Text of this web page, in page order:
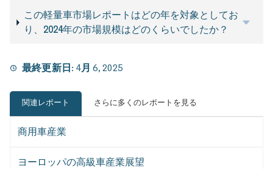
この軽量車市場レポートはどの年を対象としてお
り、2024年の市場規模はどのくらいでしたか？
最終更新日: 4月 6, 2025
関連レポート さらに多くのレポートを見る
商用車産業
ヨーロッパの高級車産業展望